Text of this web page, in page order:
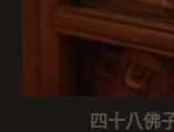
四十八佛